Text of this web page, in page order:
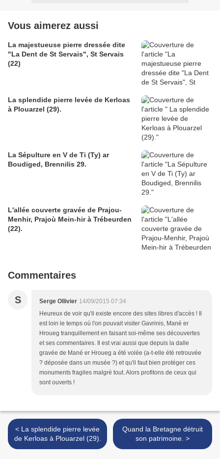
Vous aimerez aussi
La majestueuse pierre dressée dite
"La Dent de St Servais", St Servais
(22)
La splendide pierre levée de Kerloas
à Plouarzel (29).
La Sépulture en V de Ti (Ty) ar
Boudiged, Brennilis 29.
L'allée couverte gravée de Prajou-
Menhir, Prajoù Mein-hir à Trébeurden
(22).
Commentaires
S Serge Ollivier 14/09/2015 07:34
Heureux de voir qu'il existe encore des sites libres d'accès ! Il
est loin le temps où l'on pouvait visiter Gavrinis, Mané er
Hroueg tranquillement en faisant soi-même ses découvertes
et ses commentaires. Il est vrai aussi que depuis la dalle
gravée de Mané er Hroueg a été volée (a-t-elle été retrouvée
? déposée dans un musée ?) et qu'il faut bien protéger ces
monuments fragiles malgré tout. Alors profitons de ceux qui
sont ouverts !
< La splendide pierre levée
de Kerloas à Plouarzel (29).
Quand la Bretagne détruit
son patrimoine. >